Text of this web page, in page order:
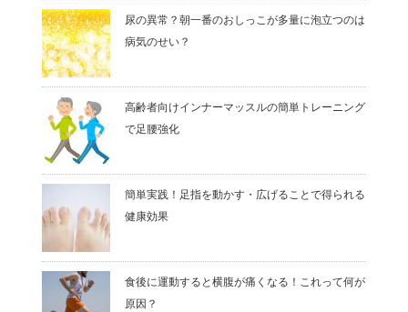
尿の異常？朝一番のおしっこが多量に泡立つのは
病気のせい？
高齢者向けインナーマッスルの簡単トレーニング
で足腰強化
簡単実践！足指を動かす・広げることで得られる
健康効果
食後に運動すると横腹が痛くなる！これって何が
原因？